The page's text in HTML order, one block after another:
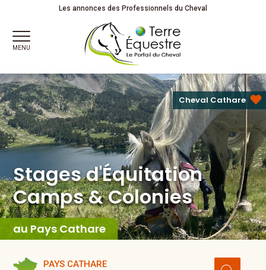
Stages d'ÉquitationCamps & ColoniesJuniors
Les annonces des Professionnels du Cheval
MENU
Stages d'Équitation
Camps & Colonies
au Pays Cathare
Cheval Cathare
PAYS CATHARE